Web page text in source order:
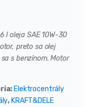
l oleja SAE 10W-30
preto sa olej
s benzínom. Motor
Elektrocentrály
, KRAFT&DELE